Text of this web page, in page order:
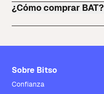
¿Cómo comprar BAT?
Sobre Bitso
Confianza